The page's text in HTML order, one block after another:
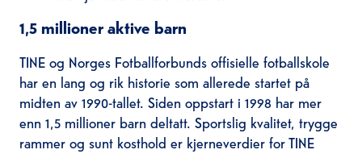
1,5 millioner aktive barn
TINE og Norges Fotballforbunds offisielle fotballskole
har en lang og rik historie som allerede startet på
midten av 1990-tallet. Siden oppstart i 1998 har mer
enn 1,5 millioner barn deltatt. Sportslig kvalitet, trygge
rammer og sunt kosthold er kjerneverdier for TINE